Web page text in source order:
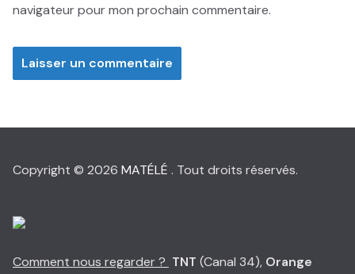
navigateur pour mon prochain commentaire.
Copyright © 2026 MATÉLÉ . Tout droits réservés.
Comment nous regarder ? TNT (Canal 34), Orange